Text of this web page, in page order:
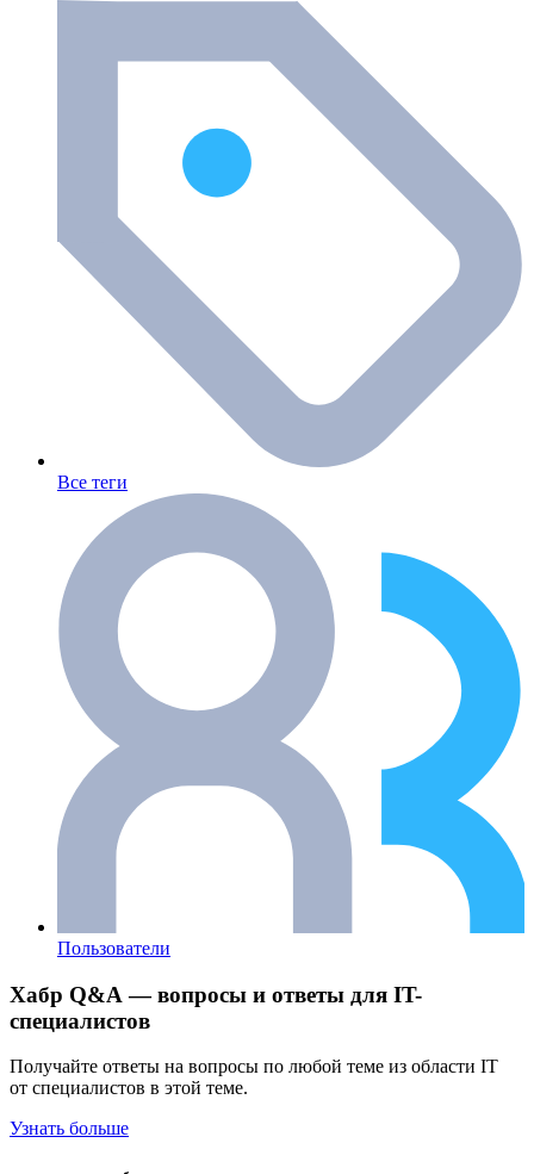
Все теги
Пользователи
Хабр Q&A — вопросы и ответы для IT-
специалистов
Получайте ответы на вопросы по любой теме из области IT
от специалистов в этой теме.
Узнать больше